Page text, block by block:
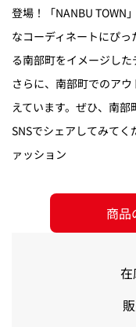
登場！「NANBU TOWN
なコーディネートにぴ
る南部町をイメージした
さらに、南部町でのア
えています。ぜひ、南部
SNSでシェアしてみてく
ァッション
商品
在